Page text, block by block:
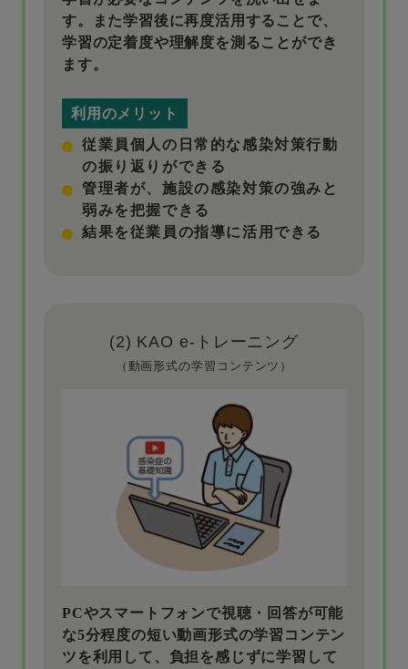
す。また学習後に再度活用することで、
学習の定着度や理解度を測ることができ
ます。
利用のメリット
従業員個人の日常的な感染対策行動
の振り返りができる
管理者が、施設の感染対策の強みと
弱みを把握できる
結果を従業員の指導に活用できる
(2) KAO e-トレーニング
（動画形式の学習コンテンツ）
PCやスマートフォンで視聴・回答が可能
な5分程度の短い動画形式の学習コンテン
ツを利用して、負担を感じずに学習して